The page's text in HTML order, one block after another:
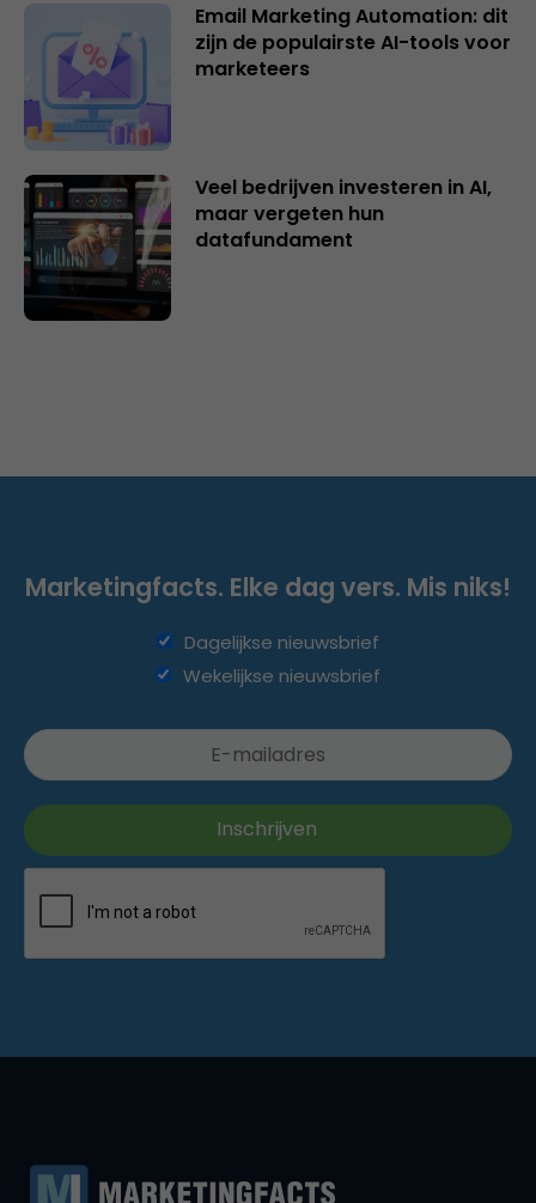
Email Marketing Automation: dit
zijn de populairste AI-tools voor
marketeers
Veel bedrijven investeren in AI,
maar vergeten hun
datafundament
Marketingfacts. Elke dag vers. Mis niks!
Dagelijkse nieuwsbrief
Wekelijkse nieuwsbrief